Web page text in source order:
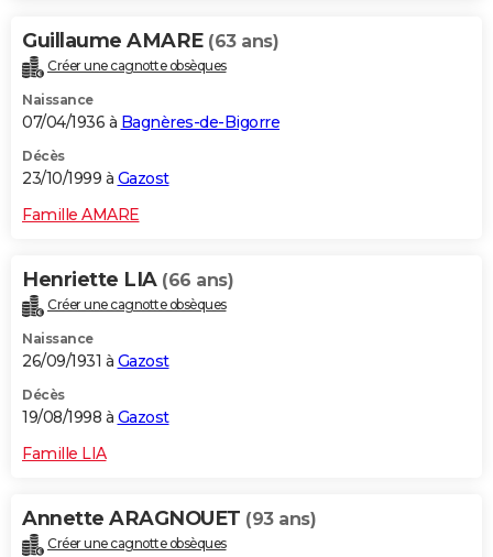
Guillaume AMARE (63 ans)
Créer une cagnotte obsèques
Naissance
07/04/1936 à Bagnères-de-Bigorre
Décès
23/10/1999 à Gazost
Famille AMARE
Henriette LIA (66 ans)
Créer une cagnotte obsèques
Naissance
26/09/1931 à Gazost
Décès
19/08/1998 à Gazost
Famille LIA
Annette ARAGNOUET (93 ans)
Créer une cagnotte obsèques